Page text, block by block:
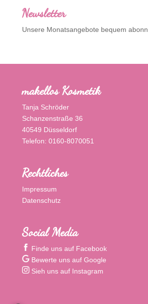
Newsletter
Unsere Monatsangebote bequem
makellos Kosmetik
Tanja Schröder
Schanzenstraße 36
40549 Düsseldorf
Telefon: 0160-8070051
Rechtliches
Impressum
Datenschutz
Social Media
Finde uns auf Facebook
Bewerte uns auf Google
Sieh uns auf Instagram